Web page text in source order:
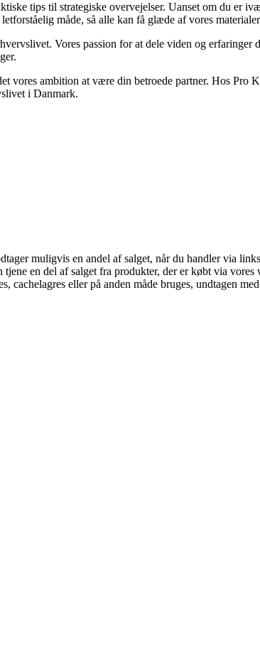
tips til strategiske overvejelser. Uanset om du er
måde, så alle kan få glæde af vores
Vores passion for at dele viden og
vores ambition at være din betroede partner. Hos Pro
i Danmark.
muligvis en andel af salget, når du handler via
en del af salget fra produkter, der er købt via
cachelagres eller på anden måde bruges, undtagen